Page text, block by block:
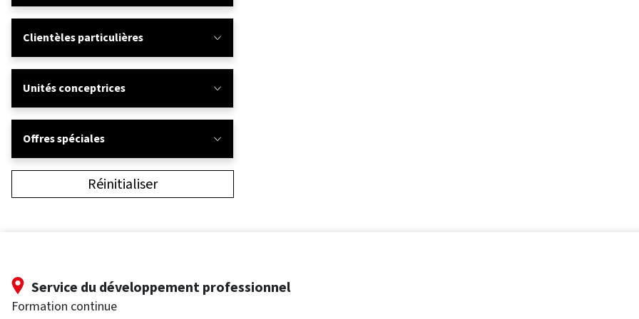
Clientèles particulières
Unités conceptrices
Offres spéciales
Réinitialiser
Service du développement professionnel
Formation continue